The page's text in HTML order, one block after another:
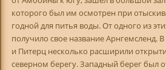
которого был им осмотрен при
годной для питья воды. От одного из
получило свое название Арнгемсленд.
и Питерц несколько расширили
северном берегу. Западный берег был